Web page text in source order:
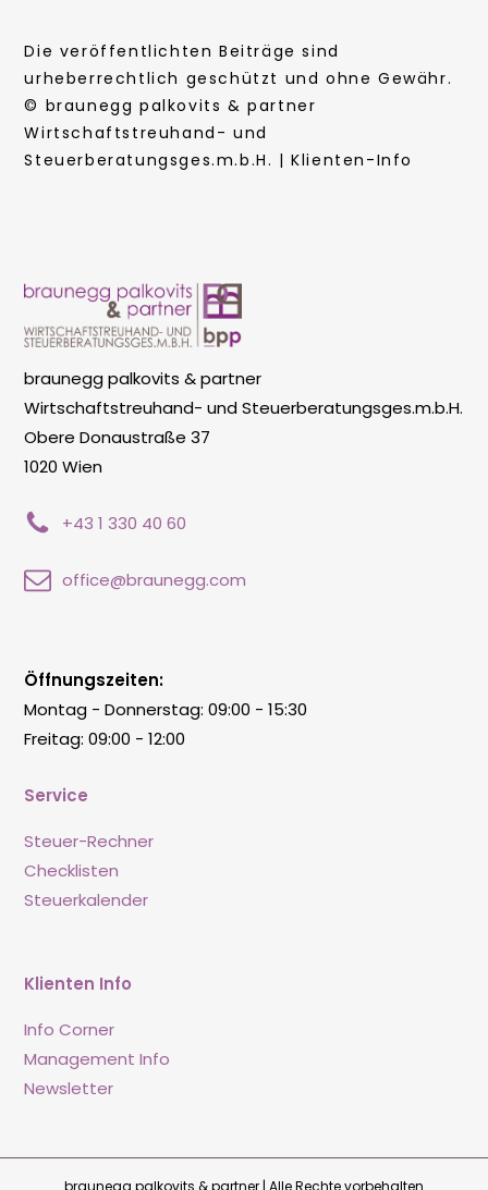
Die veröffentlichten Beiträge sind
urheberrechtlich geschützt und ohne Gewähr.
© braunegg palkovits & partner
Wirtschaftstreuhand- und
Steuerberatungsges.m.b.H. | Klienten-Info
braunegg palkovits & partner
Wirtschaftstreuhand- und Steuerberatungsges.m.b.H.
Obere Donaustraße 37
1020 Wien
+43 1 330 40 60
office@braunegg.com
Service
Steuer-Rechner
Checklisten
Steuerkalender
Klienten Info
Info Corner
Management Info
Newsletter
Öffnungszeiten:
Montag - Donnerstag: 09:00 - 15:30
Freitag: 09:00 - 12:00